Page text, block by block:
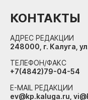
КОНТАКТЫ
АДРЕС РЕДАКЦИИ
248000, г. Калуга,
ТЕЛЕФОН/ФАКС
+7(4842)79-04-54
E-MAIL РЕДАКЦИИ
ev@kp.kaluga.ru,